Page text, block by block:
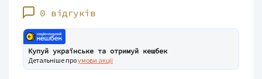
0 відгуків
Купуй українське та отримуй кешбек
Детальніше проумови акції